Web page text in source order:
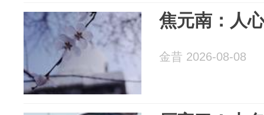
焦元南：人
金昔 2026-08-08